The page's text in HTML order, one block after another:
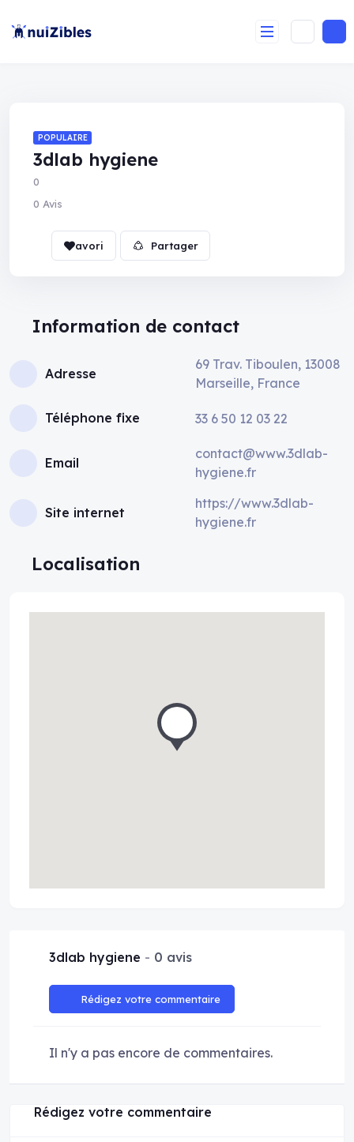
3dlab hygiene
POPULAIRE
0
0 Avis
Partager
Information de contact
Adresse
69 Trav. Tiboulen, 13008
Marseille, France
Téléphone fixe 33 6 50 12 03 22
Email
contact@www.3dlab-
hygiene.fr
Site internet
https://www.3dlab-
hygiene.fr
Localisation
3dlab hygiene 0 avis
Rédigez votre commentaire
Il n'y a pas encore de commentaires.
Rédigez votre commentaire